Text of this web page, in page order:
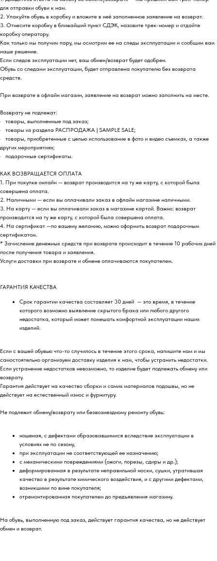
для отправки обуви к нам.
2. Упакуйте обувь в коробку и вложите в неё заполненное заявление на возврат.
3. Отнесите коробку в ближайший пункт СДЭК, назовите трек-номер и отдайте
коробку оператору.
Как только мы получим пару, мы осмотрим ее на следы эксплуатации и сообщим вам
наше решение.
Если следов эксплуатации нет, ваш обмен/возврат будет одобрен.
Обувь со следами эксплуатации, будет отправлена покупателю без возврата
средств.
При возврате в офлайн магазин, заявление на возврат можно заполнить на месте.
Возврату не подлежат:
· товары, выполненные под заказ;
· товары из раздела РАСПРОДАЖА | SAMPLE SALE;
· товары, приобретенные с целью использование в фото и видео съемках, а также
других мероприятиях;
· подарочные сертификаты.
КАК ВОЗВРАЩАЕТСЯ ОПЛАТА
1. При покупке онлайн — возврат производится на ту же карту, с которой была
совершена оплата.
2. Наличными — если вы оплачивали заказ в офлайн магазине наличными.
3. На карту — если вы оплачивали заказ в магазине картой. Важно: возврат
производится на ту же карту, с которой была совершена оплата.
4. На сертификат —по вашему желанию, можно оформить возврат подарочным
сертификатом.
* Зачисление денежных средств при возврате происходит в течение 10 рабочих дней
после получения товара и заявления.
Услуги доставки при возврате и обмене оплачиваются покупателем.
ГАРАНТИЯ КАЧЕСТВА
Срок гарантии качества составляет 30 дней — это время, в течение
которого возможно выявление скрытого брака или любого другого
недостатка, который может помешать комфортной эксплуатации наших
изделий.
Если с вашей обувью что-то случилось в течение этого срока, напишите нам и мы
самостоятельно организуем доставку изделия к нам, чтобы устранить недостатки.
Если устранение недостатков невозможно, то изделие будет подлежать обмену или
возврату.
Гарантия действует на качество сборки и самих материалов подошвы, но не
действует на естественный износ и фурнитуру.
Не подлежит обмену/возврату или безвозмездному ремонту обувь:
ношеная, с дефектами образовавшимися вследствие эксплуатации в
условиях не по сезону,
при эксплуатации не соответствующей ее назначению;
с механическими повреждениями (ожоги, порезы, сдиры и др.);
деформированная в результате неправильной носки, сушки, утратившая
качество в результате химического воздействия, и с другими дефектами,
возникшими по вине покупателя;
отремонтированная покупателем до предъявления магазину.
На обувь, выполненную под заказ, действует гарантия качества, но не действует
обмен и возврат.